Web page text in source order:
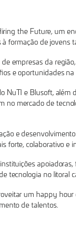
the Future, um
formação de jovens
empresas da
e oportunidades
e Blusoft,
mercado de
e
forte, colaborativo e
tecnologia no litoral
um happy
de talentos.